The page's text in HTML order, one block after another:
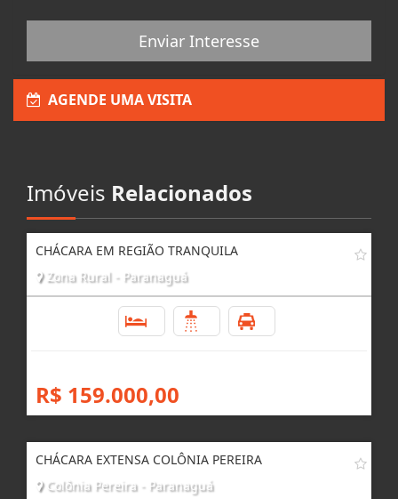
Enviar Interesse
AGENDE UMA VISITA
Imóveis Relacionados
CHÁCARA EM REGIÃO TRANQUILA
Zona Rural - Paranaguá
R$ 159.000,00
CHÁCARA EXTENSA COLÔNIA PEREIRA
Colônia Pereira - Paranaguá